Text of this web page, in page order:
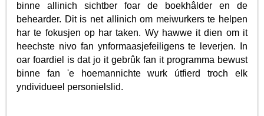
binne allinich sichtber foar de boekhâlder en de
behearder. Dit is net allinich om meiwurkers te helpen
har te fokusjen op har taken. Wy hawwe it dien om it
heechste nivo fan ynformaasjefeiligens te leverjen. In
oar foardiel is dat jo it gebrûk fan it programma bewust
binne fan 'e hoemannichte wurk útfierd troch elk
yndividueel personielslid.